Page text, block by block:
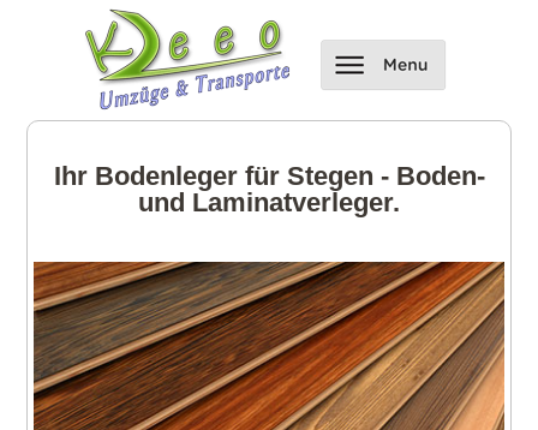
Ihr Bodenleger für Stegen - Boden-
und Laminatverleger.